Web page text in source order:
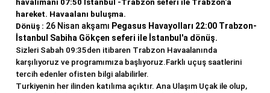
havalimanı 07:50 İstanbul -Trabzon seferi ile Trabzon'a
hareket. Havaalanı buluşma.
Dönüş : 26 Nisan akşamı Pegasus Havayolları 22:00 Trabzon-
İstanbul Sabiha Gökçen seferi ile İstanbul'a dönüş.
Sizleri Sabah 09:35den itibaren Trabzon Havaalanında
karşılıyoruz ve programımıza başlıyoruz.Farklı uçuş saatlerini
tercih edenler ofisten bilgi alabilirler.
Turkiyenin her ilinden katılıma açıktır. Ana Ulaşım Uçak ile olup,